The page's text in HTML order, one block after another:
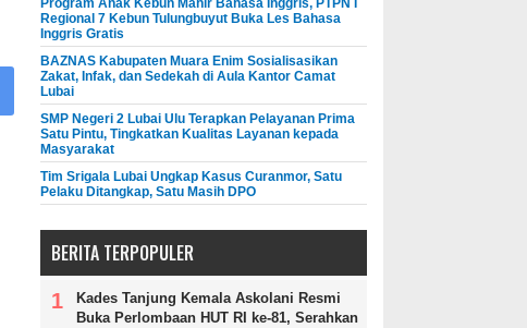
Program Anak Kebun Mahir Bahasa Inggris, PTPN I
Regional 7 Kebun Tulungbuyut Buka Les Bahasa
Inggris Gratis
BAZNAS Kabupaten Muara Enim Sosialisasikan
Zakat, Infak, dan Sedekah di Aula Kantor Camat
Lubai
SMP Negeri 2 Lubai Ulu Terapkan Pelayanan Prima
Satu Pintu, Tingkatkan Kualitas Layanan kepada
Masyarakat
Tim Srigala Lubai Ungkap Kasus Curanmor, Satu
Pelaku Ditangkap, Satu Masih DPO
BERITA TERPOPULER
Kades Tanjung Kemala Askolani Resmi
Buka Perlombaan HUT RI ke-81, Serahkan